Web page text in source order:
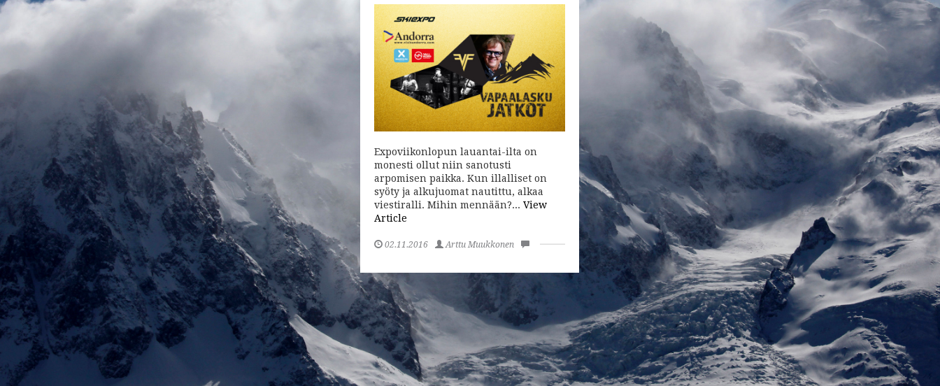
Expoviikonlopun lauantai-ilta on
monesti ollut niin sanotusti
arpomisen paikka. Kun illalliset on
syöty ja alkujuomat nautittu, alkaa
viestiralli. Mihin mennään?... View
Article
02.11.2016 Arttu Muukkonen